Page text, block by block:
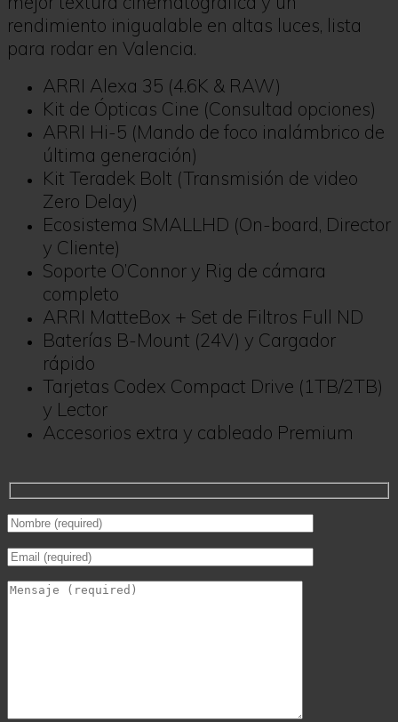
rendimiento inigualable en altas luces, lista
para rodar en Valencia.
ARRI Alexa 35 (4.6K & RAW)
Kit de Ópticas Cine (Consultad opciones)
ARRI Hi-5 (Mando de foco inalámbrico de
última generación)
Kit Teradek Bolt (Transmisión de video
Zero Delay)
Ecosistema SMALLHD (On-board, Director
y Cliente)
Soporte O’Connor y Rig de cámara
completo
ARRI MatteBox + Set de Filtros Full ND
Baterías B-Mount (24V) y Cargador
rápido
Tarjetas Codex Compact Drive (1TB/2TB)
y Lector
Accesorios extra y cableado Premium